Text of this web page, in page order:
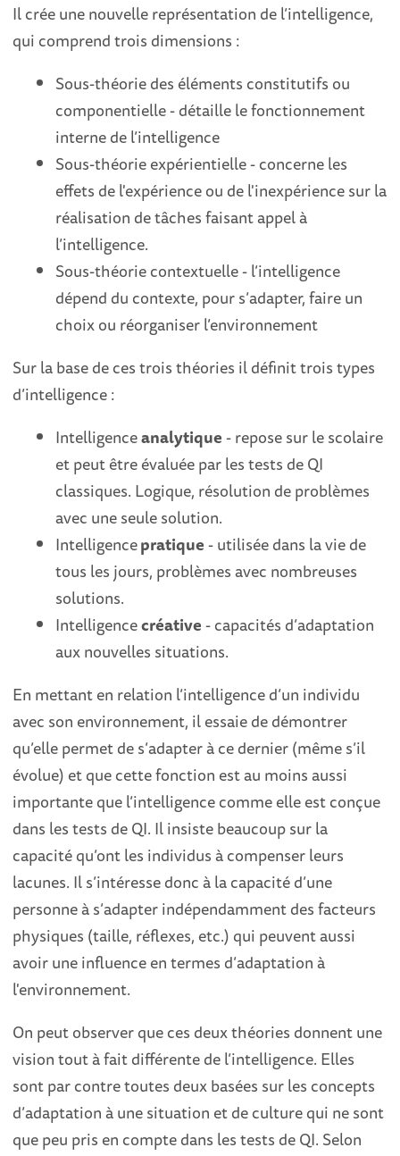
Il crée une nouvelle représentation de l’intelligence,
qui comprend trois dimensions :
Sous-théorie des éléments constitutifs ou
componentielle - détaille le fonctionnement
interne de l’intelligence
Sous-théorie expérientielle - concerne les
effets de l'expérience ou de l'inexpérience sur la
réalisation de tâches faisant appel à
l’intelligence.
Sous-théorie contextuelle - l’intelligence
dépend du contexte, pour s’adapter, faire un
choix ou réorganiser l’environnement
Sur la base de ces trois théories il définit trois types
d’intelligence :
Intelligenceanalytique- repose sur le scolaire
et peut être évaluée par les tests de QI
classiques. Logique, résolution de problèmes
avec une seule solution.
Intelligencepratique- utilisée dans la vie de
tous les jours, problèmes avec nombreuses
solutions.
Intelligencecréative- capacités d’adaptation
aux nouvelles situations.
En mettant en relation l’intelligence d’un individu
avec son environnement, il essaie de démontrer
qu’elle permet de s’adapter à ce dernier (même s’il
évolue) et que cette fonction est au moins aussi
importante que l’intelligence comme elle est conçue
dans les tests de QI. Il insiste beaucoup sur la
capacité qu’ont les individus à compenser leurs
lacunes. Il s’intéresse donc à la capacité d’une
personne à s’adapter indépendamment des facteurs
physiques (taille, réflexes, etc.) qui peuvent aussi
avoir une influence en termes d’adaptation à
l'environnement.
On peut observer que ces deux théories donnent une
vision tout à fait différente de l’intelligence. Elles
sont par contre toutes deux basées sur les concepts
d’adaptation à une situation et de culture qui ne sont
que peu pris en compte dans les tests de QI. Selon